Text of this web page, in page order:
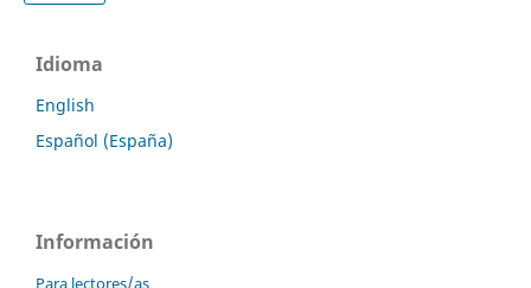
Idioma
English
Español (España)
Información
Para lectores/as